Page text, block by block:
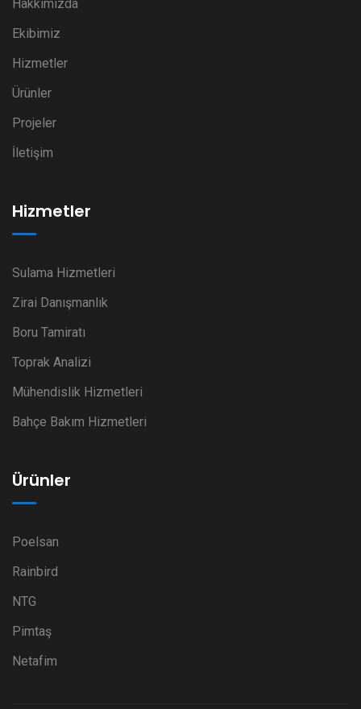
Hakkımızda
Ekibimiz
Hizmetler
Ürünler
Projeler
İletişim
Hizmetler
Sulama Hizmetleri
Zirai Danışmanlık
Boru Tamiratı
Toprak Analizi
Mühendislik Hizmetleri
Bahçe Bakım Hizmetleri
Ürünler
Poelsan
Rainbird
NTG
Pimtaş
Netafim